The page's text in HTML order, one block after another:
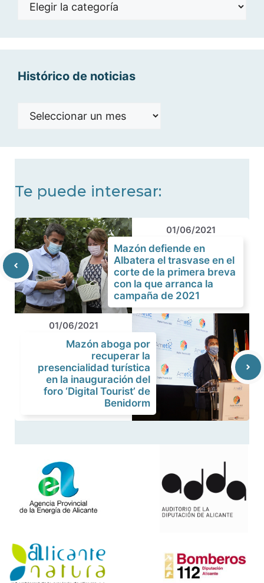
Histórico de noticias
Histórico
Te puede interesar:
01/06/2021
Mazón defiende en
Albatera el trasvase en el
corte de la primera breva
con la que arranca la
campaña de 2021
01/06/2021
Mazón aboga por
recuperar la
presencialidad turística
en la inauguración del
foro ‘Digital Tourist’ de
Benidorm